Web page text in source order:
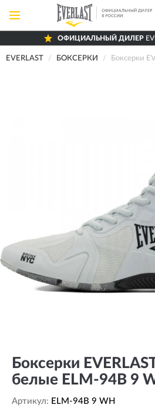
ОФИЦИАЛЬНЫЙ ДИЛЕР
EVERLAST БОКСЕРКИ Боксерки
Боксерки
белые ELM-94B 9
Артикул: ELM-94B 9 WH